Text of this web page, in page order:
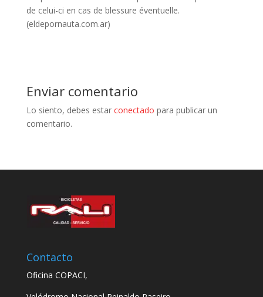
de celui-ci en cas de blessure éventuelle.
(eldepornauta.com.ar)
Enviar comentario
Lo siento, debes estar conectado para publicar un
comentario.
Contacto
Oficina COPACI,